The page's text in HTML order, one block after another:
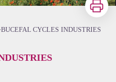
Voir l'image en plein écran
BUCEFAL CYCLES INDUSTRIES